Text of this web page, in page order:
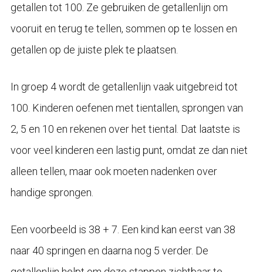
getallen tot 100. Ze gebruiken de getallenlijn om
vooruit en terug te tellen, sommen op te lossen en
getallen op de juiste plek te plaatsen.
In groep 4 wordt de getallenlijn vaak uitgebreid tot
100. Kinderen oefenen met tientallen, sprongen van
2, 5 en 10 en rekenen over het tiental. Dat laatste is
voor veel kinderen een lastig punt, omdat ze dan niet
alleen tellen, maar ook moeten nadenken over
handige sprongen.
Een voorbeeld is 38 + 7. Een kind kan eerst van 38
naar 40 springen en daarna nog 5 verder. De